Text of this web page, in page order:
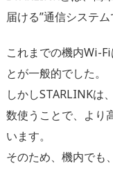
届ける”通信システム
これまでの機内Wi-
とが一般的でした。
しかしSTARLINKは
数使うことで、より
います。
そのため、機内でも、